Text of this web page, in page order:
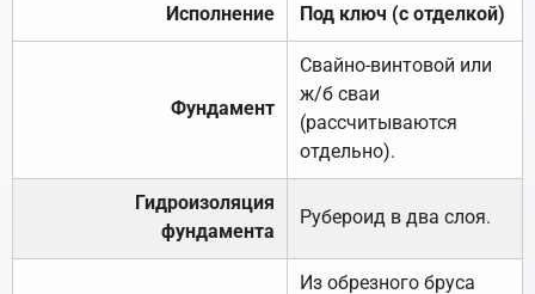
Исполнение Под ключ (с отделкой)
Фундамент
Свайно-винтовой или
ж/б сваи
(рассчитываются
отдельно).
Гидроизоляция
фундамента
Рубероид в два слоя.
Из обрезного бруса